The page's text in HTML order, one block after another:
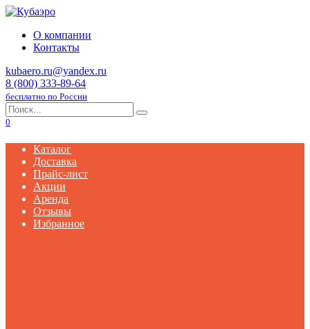
О компании
Контакты
kubaero.ru@yandex.ru
8 (800) 333-89-64
бесплатно по России
Search
for:
0
Каталог
Доставка
Прайс-лист
Акции
Аренда
Отзывы
Избранное